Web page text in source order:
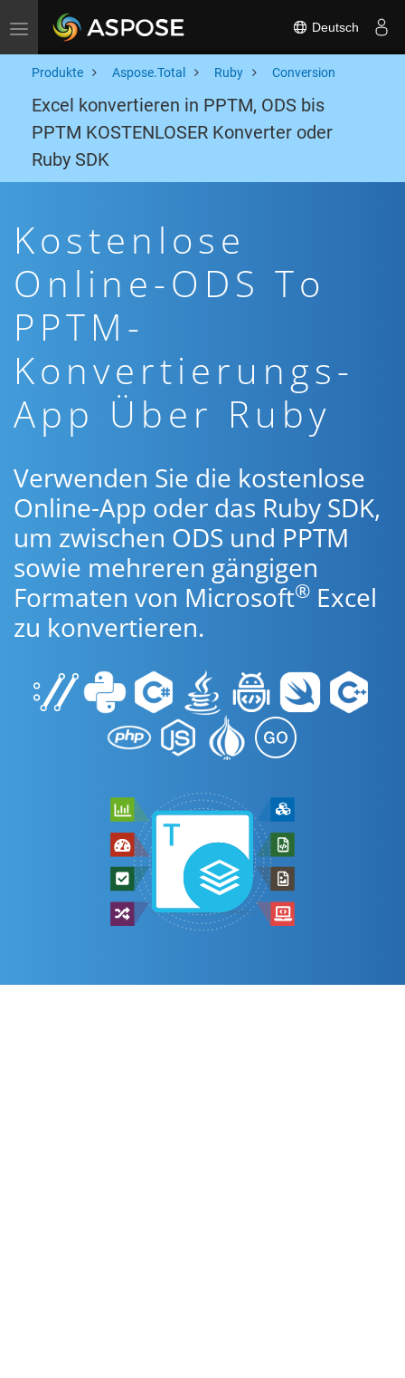
Toggle navigation Deutsch
Produkte Aspose.Total Ruby Conversion
Excel konvertieren in PPTM, ODS bis
PPTM KOSTENLOSER Konverter oder
Ruby SDK
Kostenlose
Online-ODS To
PPTM-
Konvertierungs-
App Über Ruby
Verwenden Sie die kostenlose
Online-App oder das Ruby SDK,
um zwischen ODS und PPTM
sowie mehreren gängigen
Formaten von Microsoft® Excel
zu konvertieren.